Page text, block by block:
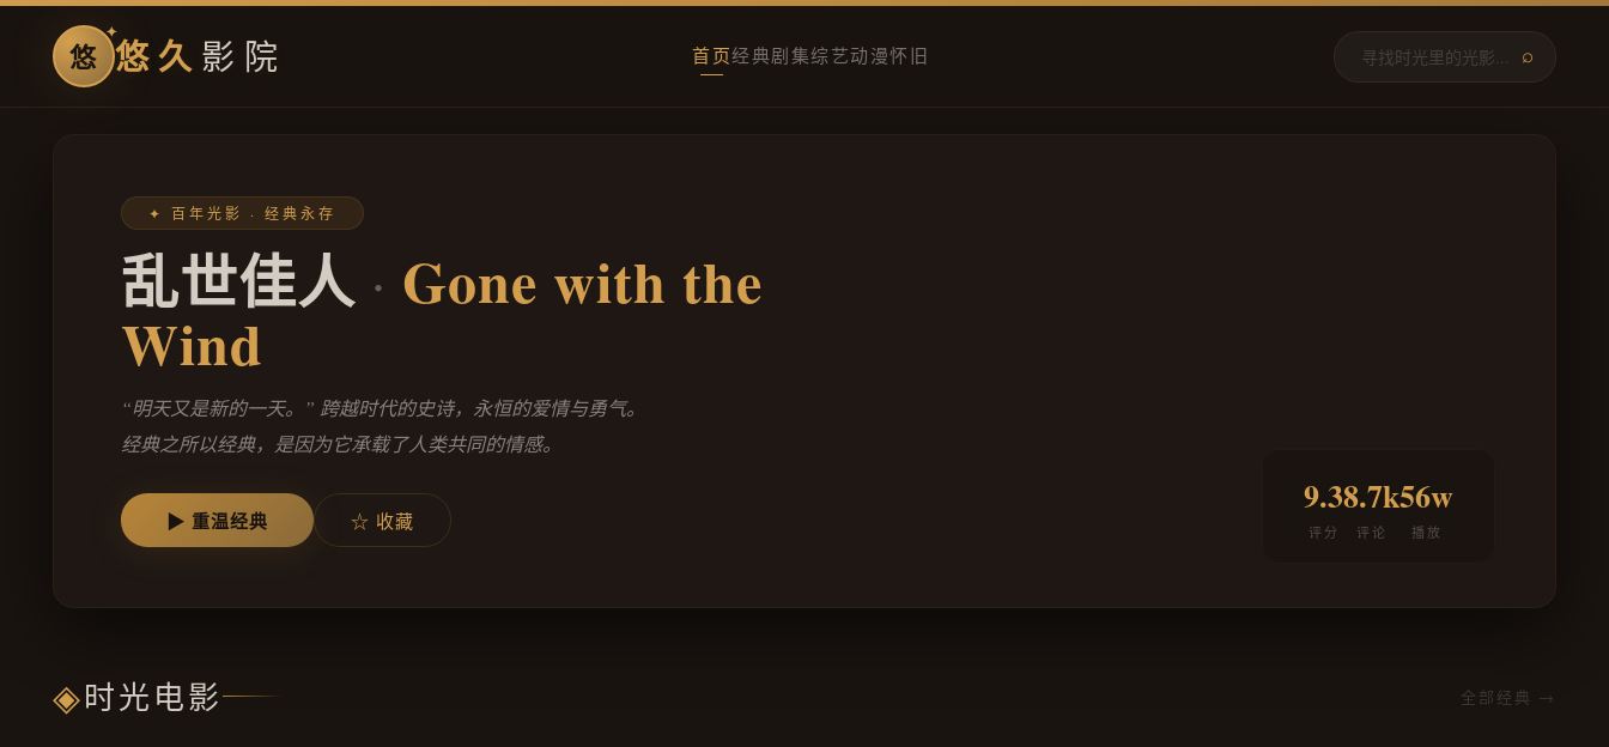
悠 悠久 影院 首页经典剧集综艺动漫怀旧 ⌕
✦ 百年光影 · 经典永存
乱世佳人 · Gone with the
Wind
“明天又是新的一天。” 跨越时代的史诗，永恒的爱情与勇气。
经典之所以经典，是因为它承载了人类共同的情感。
▶ 重温经典 ☆ 收藏
9.3
评分
8.7k
评论
56w
播放
◈时光电影 全部经典 →